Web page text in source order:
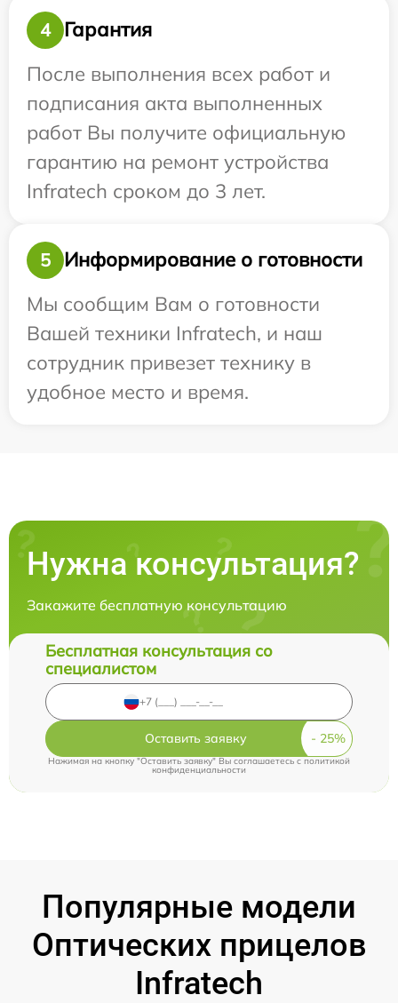
4
Гарантия
После выполнения всех работ и
подписания акта выполненных
работ Вы получите официальную
гарантию на ремонт устройства
Infratech сроком до 3 лет.
5
Информирование о готовности
Мы сообщим Вам о готовности
Вашей техники Infratech, и наш
сотрудник привезет технику в
удобное место и время.
Нужна консультация?
Закажите бесплатную консультацию
Бесплатная консультация со
специалистом
Оставить заявку
Нажимая на кнопку "Оставить заявку" Вы соглашаетесь cполитикой
конфиденциальности
Популярные модели
Оптических прицелов
Infratech